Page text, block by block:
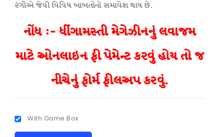
રંગીએ જેવી વિવિધ બાબતોનો સમાવેશ થાય છે.
નોંધ :- ધીંગામસ્તી મેગેઝીનનું લવાજમ
માટે ઓનલાઇન ફી પેમેન્ટ કરવું હોય તો જ
નીચેનું ફોર્મ ફીલઅપ કરવું.
With Game Box